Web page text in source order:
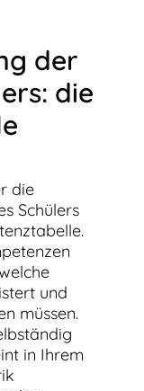
der
die
die
Schülers
und
müssen.
in Ihrem